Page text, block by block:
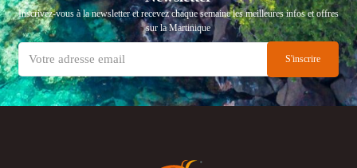
Inscrivez-vous à la newsletter et recevez chaque semaine les meilleures infos et offres
sur la Martinique